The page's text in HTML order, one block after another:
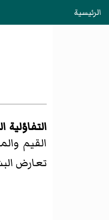
الرئيسية
التفاؤلية
القيم
تعارض